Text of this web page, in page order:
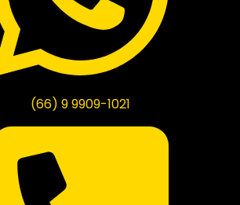
(66) 9 9909-1021